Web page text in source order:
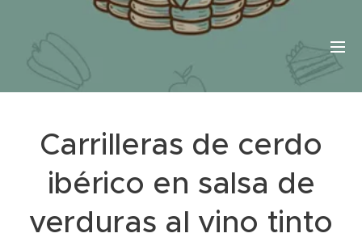
Carrilleras de cerdo
ibérico en salsa de
verduras al vino tinto